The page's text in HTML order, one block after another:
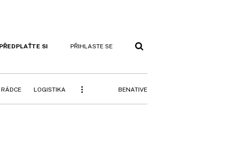
PŘEDPLAŤTE SI PŘIHLASTE SE
LOGISTIKA BENATIVE